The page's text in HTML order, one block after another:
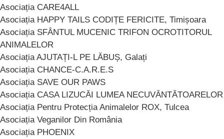
Asociația CARE4ALL
Asociația HAPPY TAILS CODIȚE FERICITE, Timișoara
Asociația SFÂNTUL MUCENIC TRIFON OCROTITORUL
ANIMALELOR
Asociația AJUTAȚI-L PE LĂBUȘ, Galați
Asociația CHANCE-C.A.R.E.S
Asociația SAVE OUR PAWS
Asociația CASA LIZUCĂI LUMEA NECUVÂNTĂTOARELOR
Asociația Pentru Protecția Animalelor ROX, Tulcea
Asociația Veganilor Din România
Asociația PHOENIX